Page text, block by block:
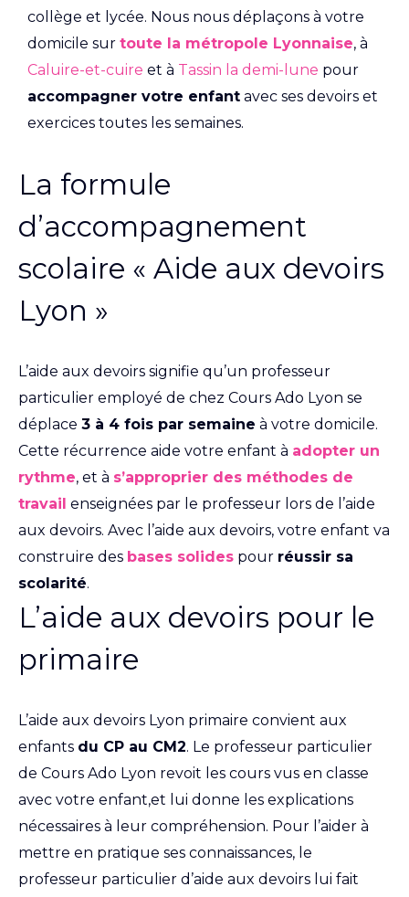
collège et lycée. Nous nous déplaçons à votre
domicile sur toute la métropole Lyonnaise, à
Caluire-et-cuire et à Tassin la demi-lune pour
accompagner votre enfant avec ses devoirs et
exercices toutes les semaines.
La formule
d’accompagnement
scolaire « Aide aux devoirs
Lyon »
L’aide aux devoirs signifie qu’un professeur
particulier employé de chez Cours Ado Lyon se
déplace 3 à 4 fois par semaine à votre domicile.
Cette récurrence aide votre enfant à adopter un
rythme, et à s’approprier des méthodes de
travail enseignées par le professeur lors de l’aide
aux devoirs. Avec l’aide aux devoirs, votre enfant va
construire des bases solides pour réussir sa
scolarité.
L’aide aux devoirs pour le
primaire
L’aide aux devoirs Lyon primaire convient aux
enfants du CP au CM2. Le professeur particulier
de Cours Ado Lyon revoit les cours vus en classe
avec votre enfant,et lui donne les explications
nécessaires à leur compréhension. Pour l’aider à
mettre en pratique ses connaissances, le
professeur particulier d’aide aux devoirs lui fait